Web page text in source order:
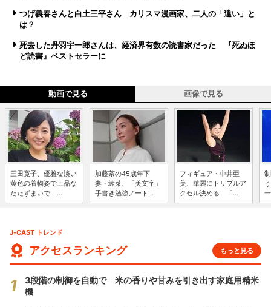
つげ義春さんと白土三平さん カリスマ漫画家、二人の「違い」と
は？
死去した丹羽宇一郎さんは、経済界有数の読書家だった 『死ぬほ
ど読書』ベストセラーに
動画で見る 画像で見る
三田寛子、優雅な淡い
黄色の着物姿で上品な
たたずまいで ...
加藤茶の45歳年下
妻・綾菜、「美文字」
手書き勉強ノート...
フィギュア・中井亜
美、華麗にトリプルア
クセル決める 「...
J-CAST トレンド
アクセスランキング もっと見る
3段階の制御を自動で 米の香りや甘みを引き出す家庭用精米
機